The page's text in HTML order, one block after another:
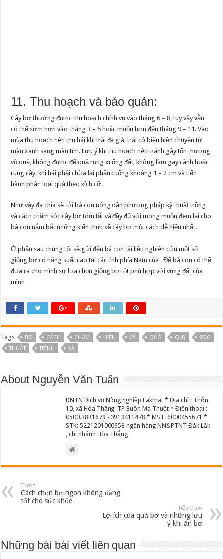
11. Thu hoạch và bảo quản:
Cây bơ thường được thu hoạch chính vụ vào tháng 6 – 8, tuy vậy vẫn
có thể sớm hơn vào tháng 3 – 5 hoặc muộn hơn đến tháng 9 – 11. Vào
mùa thu hoạch nên thu hái khi trái đã già, trái có biểu hiện chuyển từ
màu xanh sang màu tím. Lưu ý khi thu hoạch nên tránh gây tổn thương
vỏ quả, không được để quả rụng xuống đất, không làm gãy cành hoặc
rung cây, khi hái phải chừa lại phần cuống khoảng 1 – 2 cm và tiến
hành phân loại quả theo kích cỡ.
Như vậy đã chia sẽ tới bà con nông dân phương pháp kỹ thuật trồng
và cách chăm sóc cây bơ tóm tắt và đầy đủ với mong muốn đem lại cho
bà con nắm bắt những kiến thức về cây bơ một cách dễ hiểu nhất.
Ở phần sau chúng tôi sẽ gửi đến bà con tài liệu nghiên cứu một số
giống bơ có năng suất cao tại các tỉnh phía Nam của . Để bà con có thể
đưa ra cho mình sự lựa chọn giống bơ tốt phù hợp với vùng đất của
mình
Tags BƠ CÁCH CHĂM HIỆU KỸ QUẢ QUY
SỌC
THUẬT
TRÌNH VÀ
About Nguyễn Văn Tuấn
DNTN Dịch vụ Nông nghiệp Eakmat * Địa chỉ : Thôn
10, xã Hòa Thắng, TP Buôn Ma Thuột * Điện thoại :
0500.3831679 - 0913411478 * MST: 6000455671 *
STK: 5221201000658 ngân hàng NN&PTNT Đăk Lăk
, chi nhánh Hòa Thắng
Trước
Cách chọn bơ ngon không đắng
tốt cho sức khỏe
Tiếp theo
Lợi ích của quả bơ và những lưu
ý khi ăn bơ
Những bài bài viết liên quan